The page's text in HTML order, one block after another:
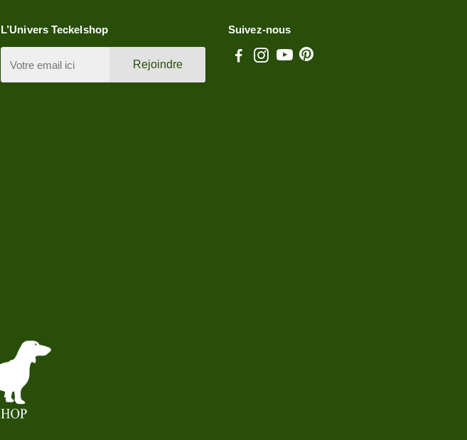
L’Univers Teckelshop
Rejoindre
Suivez-nous